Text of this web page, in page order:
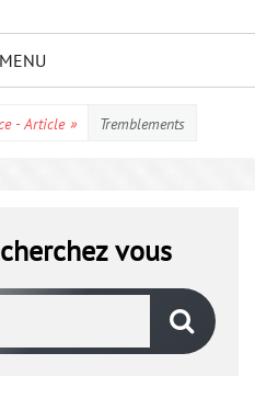
MENU
- Article » Tremblements
vous